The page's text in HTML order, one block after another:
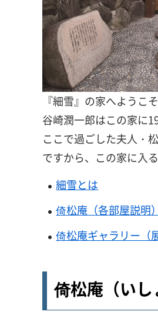
『細雪』の家へようこそ
谷崎潤一郎はこの家に
ここで過ごした夫人・
ですから、この家に入
細雪とは
倚松庵（各部屋説明）
倚松庵ギャラリー（
倚松庵（い